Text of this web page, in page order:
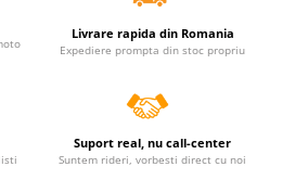
Livrare rapida din Romania
Expediere prompta din stoc propriu
Suport real, nu call-center
Suntem rideri, vorbesti direct cu noi